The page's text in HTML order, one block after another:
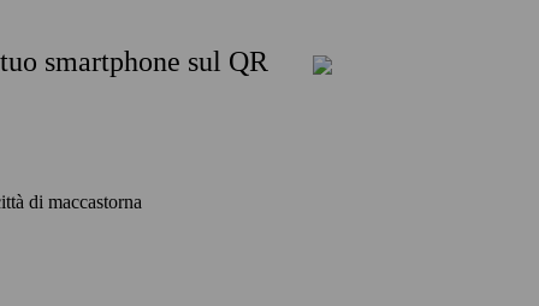
smartphone sul QR
di maccastorna